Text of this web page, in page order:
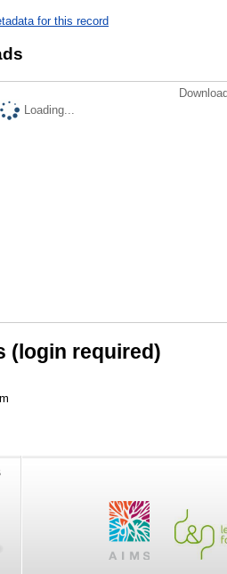
for this record
Loading...
(login required)